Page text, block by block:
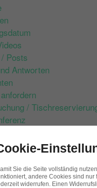
Posts
Antworten
/
allgemeinen Richtlinien
Anforderungen.
Sie die Seite vollständig
andere Cookies sind
widerrufen. Einen